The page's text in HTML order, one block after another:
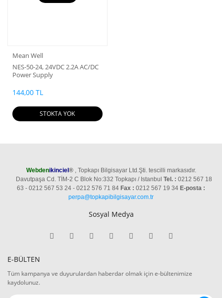
Mean Well
NES-50-24, 24VDC 2.2A AC/DC
Power Supply
144,00 TL
STOKTA YOK
Webdenikinciel®, Topkapı Bilgisayar Ltd.Şti. tescilli markasıdır.
Davutpaşa Cd. TİM-2 C Blok No:332 Topkapı / Istanbul Tel. : 0212 567 18
63 - 0212 567 53 24 - 0212 576 71 84 Fax : 0212 567 19 34 E-posta :
perpa@topkapibilgisayar.com.tr
Sosyal Medya
E-BÜLTEN
Tüm kampanya ve duyurulardan haberdar olmak için e-bültenimize
kaydolunuz.